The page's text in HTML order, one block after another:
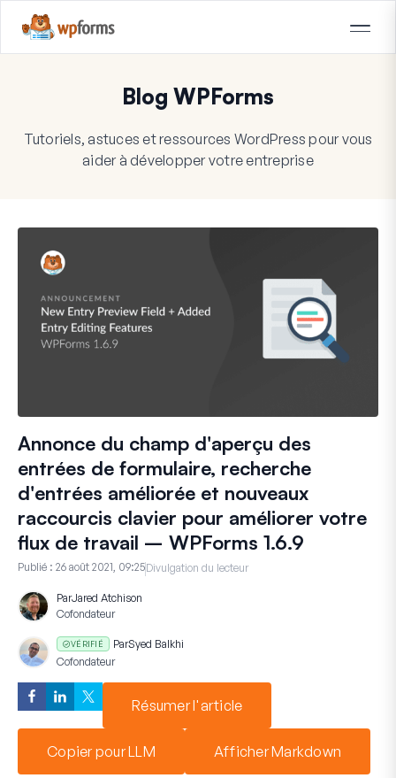
Blog WPForms
Tutoriels, astuces et ressources WordPress pour vous
aider à développer votre entreprise
Annonce du champ d'aperçu des
entrées de formulaire, recherche
d'entrées améliorée et nouveaux
raccourcis clavier pour améliorer votre
flux de travail – WPForms 1.6.9
Publié : 26 août 2021, 09:25Divulgation du lecteur
ParJared Atchison
Cofondateur
VÉRIFIÉ ParSyed Balkhi
Cofondateur
Résumer l'article
Copier pour LLM Afficher Markdown